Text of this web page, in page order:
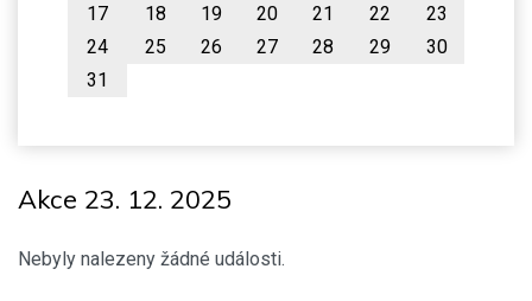
17
18 19 20 21 22
23
24
25 26 27 28 29
30
31
Akce 23. 12. 2025
Nebyly nalezeny žádné události.